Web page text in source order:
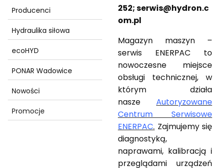
Producenci
Hydraulika siłowa
ecoHYD
PONAR Wadowice
Nowości
Promocje
252; serwis@hydron.c
om.pl
Magazyn maszyn –
serwis ENERPAC to
nowoczesne miejsce
obsługi technicznej, w
którym działa
nasze Autoryzowane
Centrum Serwisowe
ENERPAC. Zajmujemy się
diagnostyką,
naprawami, kalibracją i
przeglądami urządzeń